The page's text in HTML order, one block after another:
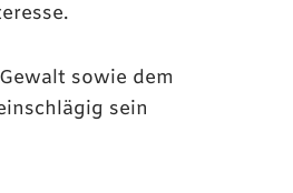
sowie dem
sein